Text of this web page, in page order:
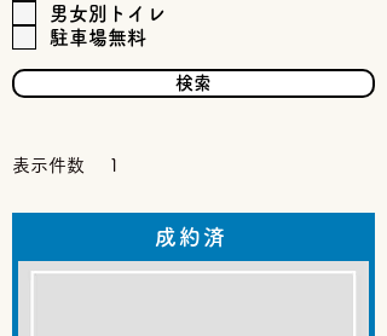
男女別トイレ
駐車場無料
検索
表示件数 1
成約済